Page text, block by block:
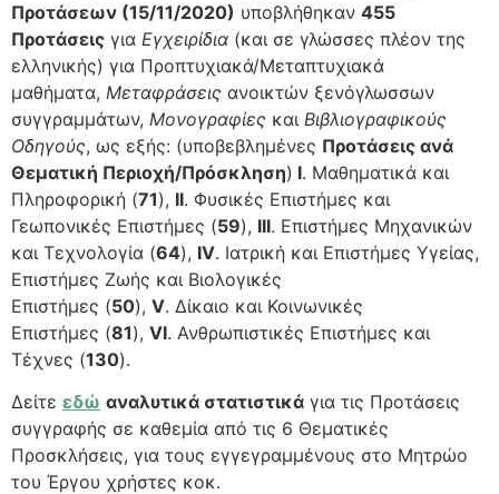
Προτάσεων (15/11/2020) υποβλήθηκαν 455
Προτάσεις για Εγχειρίδια (και σε γλώσσες πλέον της
ελληνικής) για Προπτυχιακά/Μεταπτυχιακά
μαθήματα, Μεταφράσεις ανοικτών ξενόγλωσσων
συγγραμμάτων, Μονογραφίες και Βιβλιογραφικούς
Οδηγούς, ως εξής: (υποβεβλημένες Προτάσεις ανά
Θεματική Περιοχή/Πρόσκληση) I. Μαθηματικά και
Πληροφορική (71), II. Φυσικές Επιστήμες και
Γεωπονικές Επιστήμες (59), III. Επιστήμες Μηχανικών
και Τεχνολογία (64), IV. Ιατρική και Επιστήμες Υγείας,
Επιστήμες Ζωής και Βιολογικές
Επιστήμες (50), V. Δίκαιο και Κοινωνικές
Επιστήμες (81), VI. Ανθρωπιστικές Επιστήμες και
Τέχνες (130).
Δείτε εδώ αναλυτικά στατιστικά για τις Προτάσεις
συγγραφής σε καθεμία από τις 6 Θεματικές
Προσκλήσεις, για τους εγγεγραμμένους στο Μητρώο
του Έργου χρήστες κοκ.